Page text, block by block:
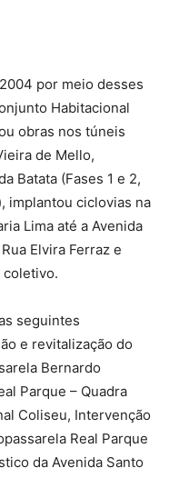
por meio desses
Habitacional
obras nos túneis
de Mello,
Batata (Fases 1 e 2,
implantou ciclovias na
Lima até a Avenida
Elvira Ferraz e
seguintes
e revitalização do
Bernardo
Parque – Quadra
Coliseu, Intervenção
Real Parque
da Avenida Santo